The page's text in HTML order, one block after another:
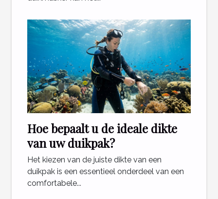
Hoe bepaalt u de ideale dikte
van uw duikpak?
Het kiezen van de juiste dikte van een
duikpak is een essentieel onderdeel van een
comfortabele...